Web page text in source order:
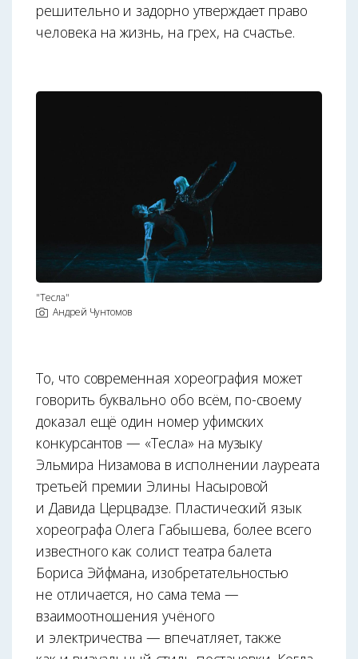
решительно и задорно утверждает право
человека на жизнь, на грех, на счастье.
"Тесла"
Андрей Чунтомов
То, что современная хореография может
говорить буквально обо всём, по-своему
доказал ещё один номер уфимских
конкурсантов — «Тесла» на музыку
Эльмира Низамова в исполнении лауреата
третьей премии Элины Насыровой
и Давида Церцвадзе. Пластический язык
хореографа Олега Габышева, более всего
известного как солист театра балета
Бориса Эйфмана, изобретательностью
не отличается, но сама тема —
взаимоотношения учёного
и электричества — впечатляет, также